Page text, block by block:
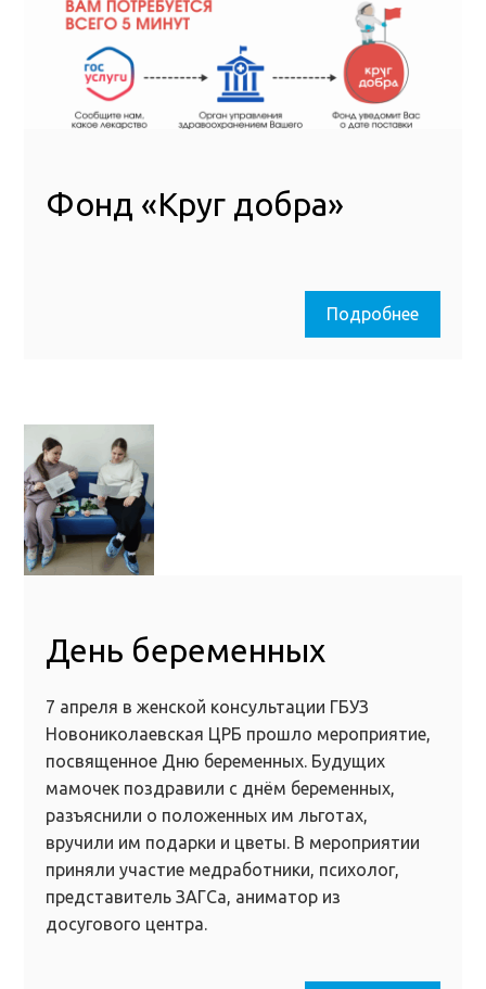
Фонд «Круг добра»
Подробнее
День беременных
7 апреля в женской консультации ГБУЗ
Новониколаевская ЦРБ прошло мероприятие,
посвященное Дню беременных. Будущих
мамочек поздравили с днём беременных,
разъяснили о положенных им льготах,
вручили им подарки и цветы. В мероприятии
приняли участие медработники, психолог,
представитель ЗАГСа, аниматор из
досугового центра.